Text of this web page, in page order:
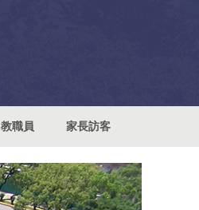
教職員 家長訪客